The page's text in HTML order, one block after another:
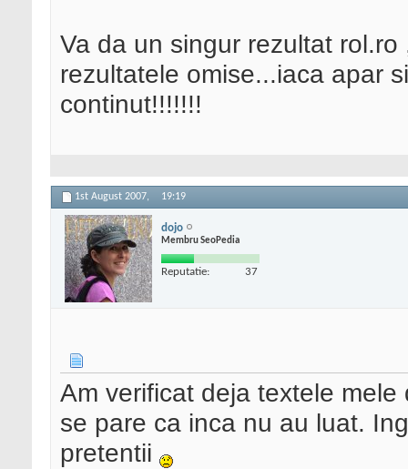
Va da un singur rezultat
rezultatele omise...iaca apar
continut!!!!!!!
1st August 2007, 19:19
dojo
Membru SeoPedia
Reputatie: 37
Am verificat deja textele
se pare ca inca nu au luat.
pretentii